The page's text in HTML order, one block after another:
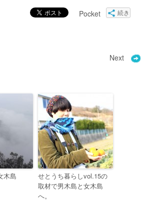
Pocket
続き
Next
木島
せとうち暮らしvol.15の
取材で男木島と女木島
へ。